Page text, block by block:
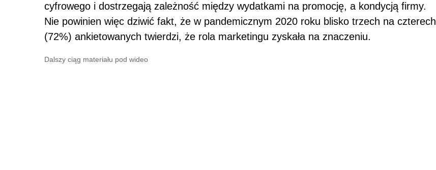
cyfrowego i dostrzegają zależność między wydatkami na promocję, a kondycją firmy.
Nie powinien więc dziwić fakt, że w pandemicznym 2020 roku blisko trzech na czterech
(72%) ankietowanych twierdzi, że rola marketingu zyskała na znaczeniu.
Dalszy ciąg materiału pod wideo